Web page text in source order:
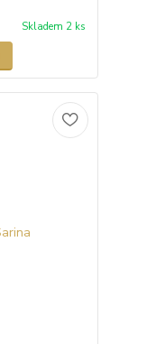
Skladem 2 ks